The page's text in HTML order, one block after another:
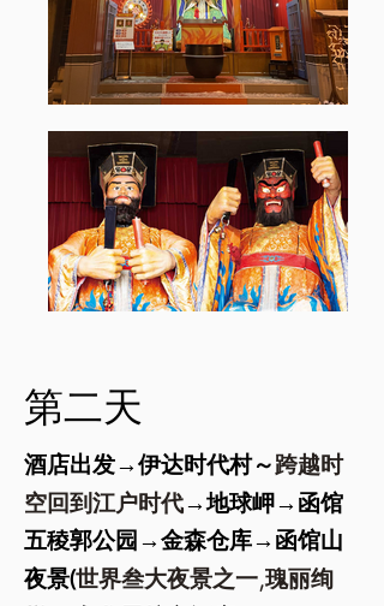
​第二天
酒店出发→伊达时代村～ 跨越时
空回到江户时代→地球岬→函馆
五稜郭公园→金森仓库→函馆山
夜景(世界叁大夜景之一,瑰丽绚